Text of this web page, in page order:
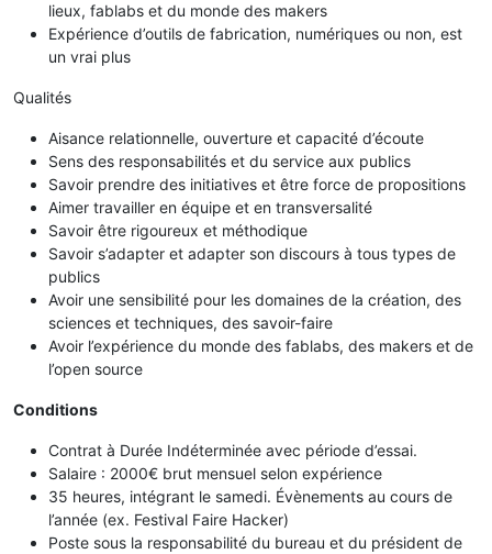
lieux, fablabs et du monde des makers
Expérience d’outils de fabrication, numériques ou non, est
un vrai plus
Qualités
Aisance relationnelle, ouverture et capacité d’écoute
Sens des responsabilités et du service aux publics
Savoir prendre des initiatives et être force de propositions
Aimer travailler en équipe et en transversalité
Savoir être rigoureux et méthodique
Savoir s’adapter et adapter son discours à tous types de
publics
Avoir une sensibilité pour les domaines de la création, des
sciences et techniques, des savoir-faire
Avoir l’expérience du monde des fablabs, des makers et de
l’open source
Conditions
Contrat à Durée Indéterminée avec période d’essai.
Salaire : 2000€ brut mensuel selon expérience
35 heures, intégrant le samedi. Évènements au cours de
l’année (ex. Festival Faire Hacker)
Poste sous la responsabilité du bureau et du président de